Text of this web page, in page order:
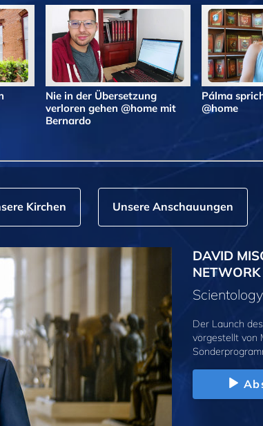
Nie in der Übersetzung
verloren gehen @home mit
Bernardo
Pálma
@home
Kirchen Unsere Anschauungen
DAVID
NETWORK
Der Launch
vorgestellt von